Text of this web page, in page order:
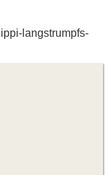
langstrumpfs-